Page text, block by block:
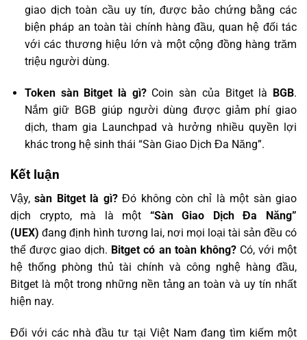
giao dịch toàn cầu uy tín, được bảo chứng bằng các
biện pháp an toàn tài chính hàng đầu, quan hệ đối tác
với các thương hiệu lớn và một cộng đồng hàng trăm
triệu người dùng.
Token sàn Bitget là gì?Coin sàn của Bitget là BGB.
Nắm giữ BGB giúp người dùng được giảm phí giao
dịch, tham gia Launchpad và hưởng nhiều quyền lợi
khác trong hệ sinh thái “Sàn Giao Dịch Đa Năng”.
Kết luận
Vậy,sàn Bitget là gì?Đó không còn chỉ là một sàn giao
dịch crypto, mà là một “Sàn Giao Dịch Đa Năng”
(UEX) đang định hình tương lai, nơi mọi loại tài sản đều có
thể được giao dịch. Bitget có an toàn không?Có, với một
hệ thống phòng thủ tài chính và công nghệ hàng đầu,
Bitget là một trong những nền tảng an toàn và uy tín nhất
hiện nay.
Đối với các nhà đầu tư tại Việt Nam đang tìm kiếm một